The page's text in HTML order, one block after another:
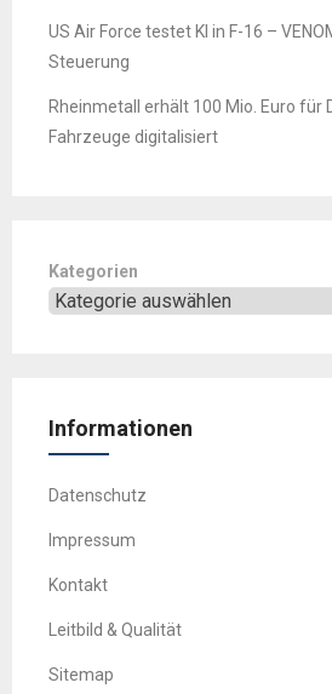
US Air Force testet KI in F-16 –
Steuerung
Rheinmetall erhält 100 Mio. Euro für
Fahrzeuge digitalisiert
Kategorien
Informationen
Datenschutz
Impressum
Kontakt
Leitbild & Qualität
Sitemap